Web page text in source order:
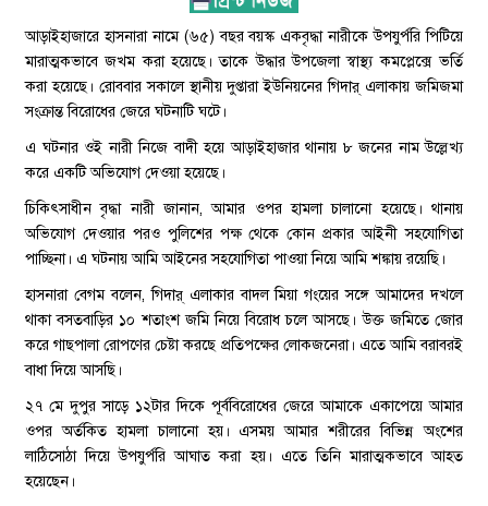
আড়াইহাজারে হাসনারা নামে (৬৫) বছর বয়স্ক একবৃদ্ধা নারীকে উপযুর্পরি পিটিয়ে
মারাত্মকভাবে জখম করা হয়েছে। তাকে উদ্ধার উপজেলা স্বাস্থ্য কমপ্লেক্সে ভর্তি
করা হয়েছে। রোববার সকালে স্থানীয় দুপ্তারা ইউনিয়নের গিদার্ এলাকায় জমিজমা
সংক্রান্ত বিরোধের জেরে ঘটনাটি ঘটে।
এ ঘটনার ওই নারী নিজে বাদী হয়ে আড়াইহাজার থানায় ৮ জনের নাম উল্লেখ্য
করে একটি অভিযোগ দেওয়া হয়েছে।
চিকিৎসাধীন বৃদ্ধা নারী জানান, আমার ওপর হামলা চালানো হয়েছে। থানায়
অভিযোগ দেওয়ার পরও পুলিশের পক্ষ থেকে কোন প্রকার আইনী সহযোগিতা
পাচ্ছিনা। এ ঘটনায় আমি আইনের সহযোগিতা পাওয়া নিয়ে আমি শঙ্কায় রয়েছি।
হাসনারা বেগম বলেন, গিদার্ এলাকার বাদল মিয়া গংয়ের সঙ্গে আমাদের দখলে
থাকা বসতবাড়ির ১০ শতাংশ জমি নিয়ে বিরোধ চলে আসছে। উক্ত জমিতে জোর
করে গাছপালা রোপণের চেষ্টা করছে প্রতিপক্ষের লোকজনেরা। এতে আমি বরাবরই
বাধা দিয়ে আসছি।
২৭ মে দুপুর সাড়ে ১২টার দিকে পূর্ববিরোধের জেরে আমাকে একাপেয়ে আমার
ওপর অর্তকিত হামলা চালানো হয়। এসময় আমার শরীরের বিভিন্ন অংশের
লাঠিসোঠা দিয়ে উপযুর্পরি আঘাত করা হয়। এতে তিনি মারাত্মকভাবে আহত
হয়েছেন।